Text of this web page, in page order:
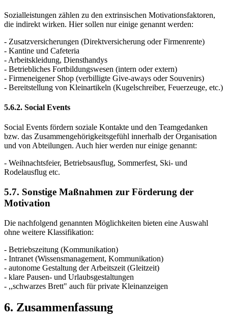
Sozialleistungen zählen zu den extrinsischen Motivationsfaktoren,
die indirekt wirken. Hier sollen nur einige genannt werden:
- Zusatzversicherungen (Direktversicherung oder Firmenrente)
- Kantine und Cafeteria
- Arbeitskleidung, Diensthandys
- Betriebliches Fortbildungswesen (intern oder extern)
- Firmeneigener Shop (verbilligte Give-aways oder Souvenirs)
- Bereitstellung von Kleinartikeln (Kugelschreiber, Feuerzeuge, etc.)
5.6.2. Social Events
Social Events fördern soziale Kontakte und den Teamgedanken
bzw. das Zusammengehörigkeitsgefühl innerhalb der Organisation
und von Abteilungen. Auch hier werden nur einige genannt:
- Weihnachtsfeier, Betriebsausflug, Sommerfest, Ski- und
Rodelausflug etc.
5.7. Sonstige Maßnahmen zur Förderung der
Motivation
Die nachfolgend genannten Möglichkeiten bieten eine Auswahl
ohne weitere Klassifikation:
- Betriebszeitung (Kommunikation)
- Intranet (Wissensmanagement, Kommunikation)
- autonome Gestaltung der Arbeitszeit (Gleitzeit)
- klare Pausen- und Urlaubsgestaltungen
- ,,schwarzes Brett" auch für private Kleinanzeigen
6. Zusammenfassung